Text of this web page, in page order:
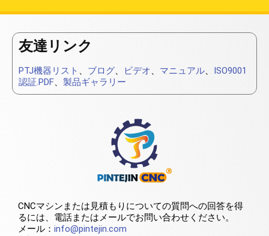
友達リンク
PTJ機器リスト 、 ブログ、 ビデオ、 マニュアル、 ISO9001
認証.PDF、 製品ギャラリー
CNCマシンまたは見積もりについての質問への回答を得
るには、電話またはメールでお問い合わせください。
メール： info@pintejin.com